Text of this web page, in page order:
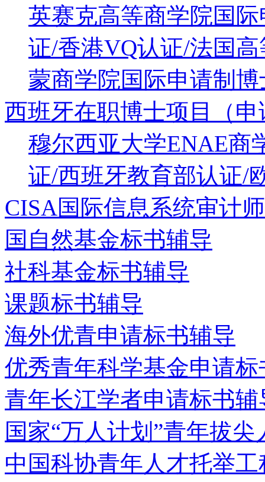
英赛克高等商学院国
证/香港VQ认证/法国
蒙商学院国际申请制
西班牙在职博士项目（申
穆尔西亚大学ENAE商
证/西班牙教育部认证/
CISA国际信息系统审计师
国自然基金标书辅导
社科基金标书辅导
课题标书辅导
海外优青申请标书辅导
优秀青年科学基金申请标
青年长江学者申请标书辅
国家“万人计划”青年拔
中国科协青年人才托举